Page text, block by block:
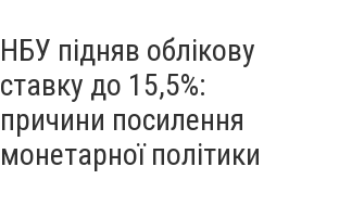
НБУ підняв облікову
ставку до 15,5%:
причини посилення
монетарної політики